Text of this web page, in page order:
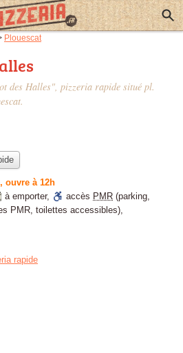
Plouescat
des Halles", pizzeria rapide situé pl.
ouvre à 12h
à emporter, accès PMR (parking,
PMR, toilettes accessibles),
rapide